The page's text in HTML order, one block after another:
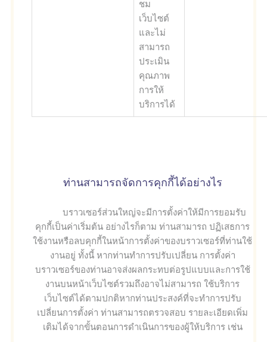
ชม
เว็บไซต์
และไม่
สามารถ
ประเมิน
คุณภาพ
การให้
บริการได้
ท่านสามารถจัดการคุกกี้ได้อย่างไร
บราวเซอร์ส่วนใหญ่จะมีการตั้งค่าให้มีการยอมรับ
คุกกี้เป็นค่าเริ่มต้น อย่างไรก็ตาม ท่านสามารถ ปฏิเสธการ
ใช้งานหรือลบคุกกี้ในหน้าการตั้งค่าของบราวเซอร์ที่ท่านใช้
งานอยู่ ทั้งนี้ หากท่านทำการปรับเปลี่ยน การตั้งค่า
บราวเซอร์ของท่านอาจส่งผลกระทบต่อรูปแบบและการใช้
งานบนหน้าเว็บไซต์รวมถึงอาจไม่สามารถ ใช้บริการ
เว็บไซต์ได้ตามปกติหากท่านประสงค์ที่จะทำการปรับ
เปลี่ยนการตั้งค่า ท่านสามารถตรวจสอบ รายละเอียดเพิ่ม
เติมได้จากขั้นตอนการดำเนินการของผู้ให้บริการ เช่น